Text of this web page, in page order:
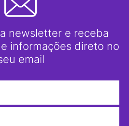
newsletter e receba
informações direto no
email